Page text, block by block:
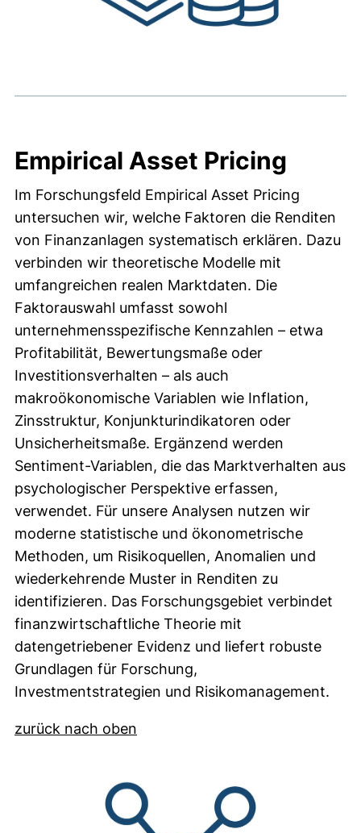
Empirical Asset Pricing
Im Forschungsfeld Empirical Asset Pricing
untersuchen wir, welche Faktoren die Renditen
von Finanzanlagen systematisch erklären. Dazu
verbinden wir theoretische Modelle mit
umfangreichen realen Marktdaten. Die
Faktorauswahl umfasst sowohl
unternehmensspezifische Kennzahlen – etwa
Profitabilität, Bewertungsmaße oder
Investitionsverhalten – als auch
makroökonomische Variablen wie Inflation,
Zinsstruktur, Konjunkturindikatoren oder
Unsicherheitsmaße. Ergänzend werden
Sentiment-Variablen, die das Marktverhalten aus
psychologischer Perspektive erfassen,
verwendet. Für unsere Analysen nutzen wir
moderne statistische und ökonometrische
Methoden, um Risikoquellen, Anomalien und
wiederkehrende Muster in Renditen zu
identifizieren. Das Forschungsgebiet verbindet
finanzwirtschaftliche Theorie mit
datengetriebener Evidenz und liefert robuste
Grundlagen für Forschung,
Investmentstrategien und Risikomanagement.
zurück nach oben